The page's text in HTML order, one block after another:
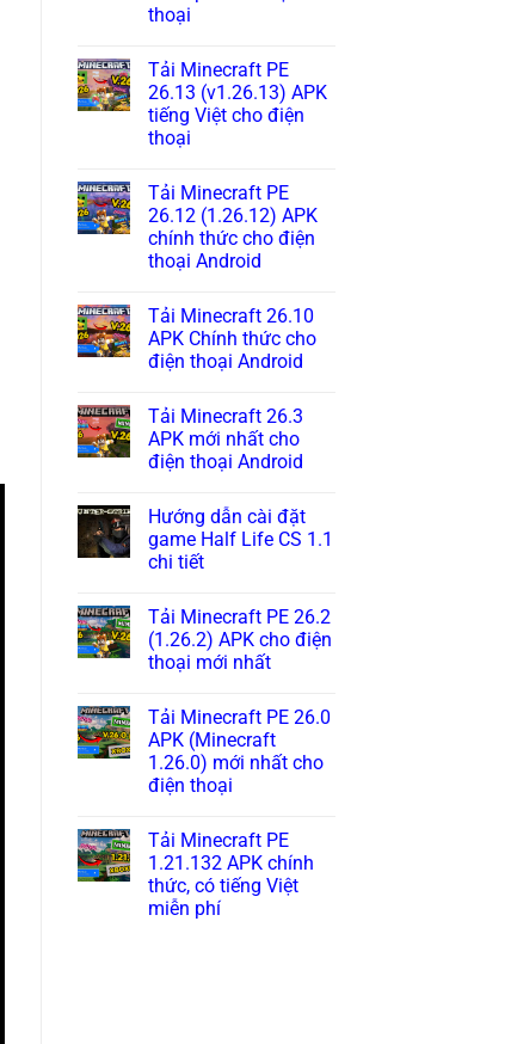
thoại
Tải Minecraft PE
26.13 (v1.26.13) APK
tiếng Việt cho điện
thoại
Tải Minecraft PE
26.12 (1.26.12) APK
chính thức cho điện
thoại Android
Tải Minecraft 26.10
APK Chính thức cho
điện thoại Android
Tải Minecraft 26.3
APK mới nhất cho
điện thoại Android
Hướng dẫn cài đặt
game Half Life CS 1.1
chi tiết
Tải Minecraft PE 26.2
(1.26.2) APK cho điện
thoại mới nhất
Tải Minecraft PE 26.0
APK (Minecraft
1.26.0) mới nhất cho
điện thoại
Tải Minecraft PE
1.21.132 APK chính
thức, có tiếng Việt
miễn phí